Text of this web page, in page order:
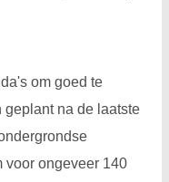
om goed te
na de laatste
voor ongeveer 140